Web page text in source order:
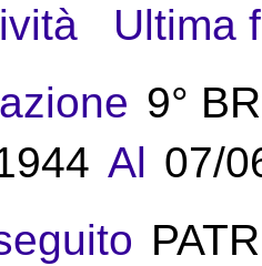
Ultima
9°
Al 07/